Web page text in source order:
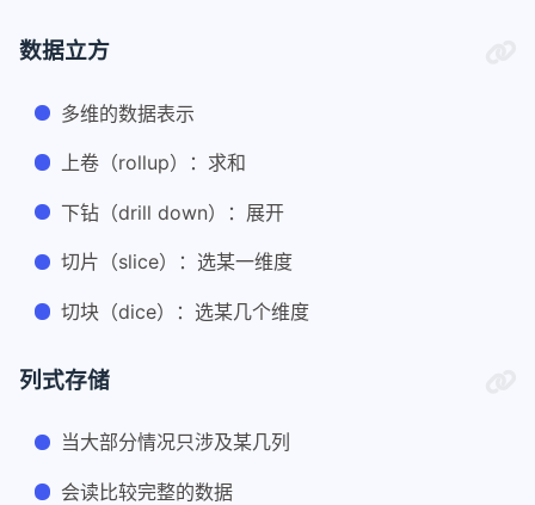
数据立方
多维的数据表示
上卷（rollup）：求和
下钻（drill down）：展开
切片（slice）：选某一维度
切块（dice）：选某几个维度
列式存储
当大部分情况只涉及某几列
会读比较完整的数据